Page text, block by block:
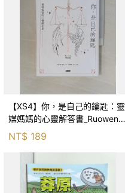
【XS4】你，是自己的鑰匙：靈
媒媽媽的心靈解答書_Ruowen
Huang
NT$ 189